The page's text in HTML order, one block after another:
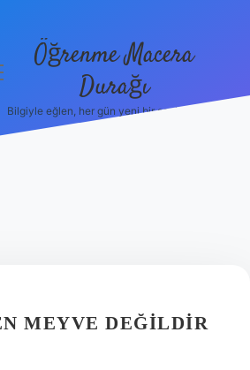
Öğrenme Macera
Durağı
Bilgiyle eğlen, her gün yeni bir şeyler öğren!
MEYVE DEĞILDIR